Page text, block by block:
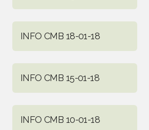
INFO CMB 18-01-18
INFO CMB 15-01-18
INFO CMB 10-01-18